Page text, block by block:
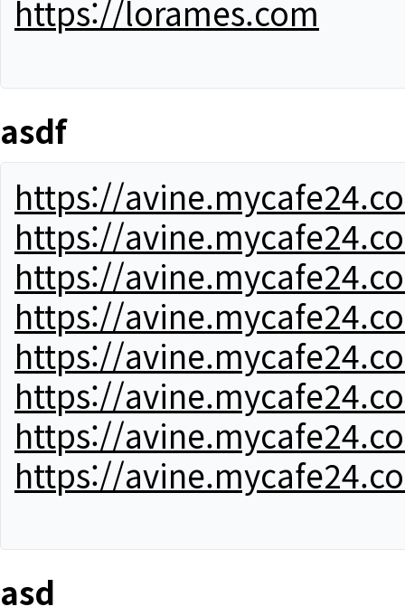
https://lorames.com
asdf
https://
https://
https://
https://
https://
https://
https://
https://
asd